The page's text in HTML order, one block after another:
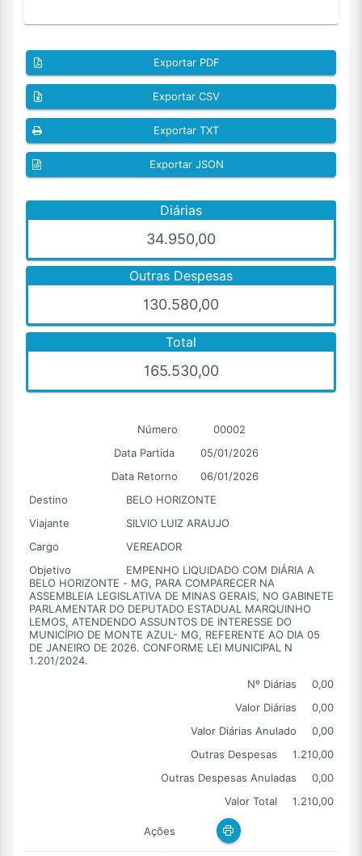
Exportar PDF
Exportar CSV
Exportar TXT
Exportar JSON
Diárias
34.950,00
Outras Despesas
130.580,00
Total
165.530,00
Número
00002
Data Partida
05/01/2026
Data Retorno
06/01/2026
Destino
BELO HORIZONTE
Viajante
SILVIO LUIZ ARAUJO
Cargo
VEREADOR
Objetivo
EMPENHO LIQUIDADO COM DIÁRIA A
BELO HORIZONTE - MG, PARA COMPARECER NA
ASSEMBLEIA LEGISLATIVA DE MINAS GERAIS, NO GABINETE
PARLAMENTAR DO DEPUTADO ESTADUAL MARQUINHO
LEMOS, ATENDENDO ASSUNTOS DE INTERESSE DO
MUNICÍPIO DE MONTE AZUL- MG, REFERENTE AO DIA 05
DE JANEIRO DE 2026. CONFORME LEI MUNICIPAL N
1.201/2024.
Nº Diárias
0,00
Valor Diárias
0,00
Valor Diárias Anulado
0,00
Outras Despesas
1.210,00
Outras Despesas Anuladas
0,00
Valor Total
1.210,00
Ações